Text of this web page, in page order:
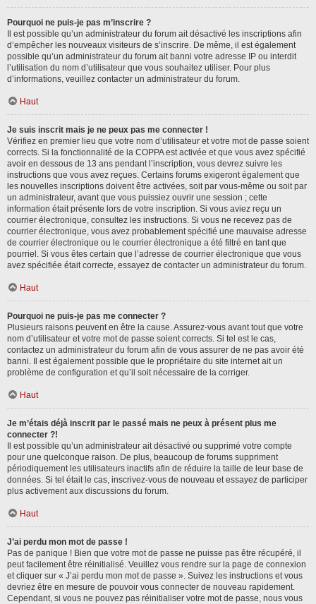
Pourquoi ne puis-je pas m’inscrire ?
Il est possible qu’un administrateur du forum ait désactivé les inscriptions afin
d’empêcher les nouveaux visiteurs de s’inscrire. De même, il est également
possible qu’un administrateur du forum ait banni votre adresse IP ou interdit
l’utilisation du nom d’utilisateur que vous souhaitez utiliser. Pour plus
d’informations, veuillez contacter un administrateur du forum.
Haut
Je suis inscrit mais je ne peux pas me connecter !
Vérifiez en premier lieu que votre nom d’utilisateur et votre mot de passe soient
corrects. Si la fonctionnalité de la COPPA est activée et que vous avez spécifié
avoir en dessous de 13 ans pendant l’inscription, vous devrez suivre les
instructions que vous avez reçues. Certains forums exigeront également que
les nouvelles inscriptions doivent être activées, soit par vous-même ou soit par
un administrateur, avant que vous puissiez ouvrir une session ; cette
information était présente lors de votre inscription. Si vous aviez reçu un
courrier électronique, consultez les instructions. Si vous ne recevez pas de
courrier électronique, vous avez probablement spécifié une mauvaise adresse
de courrier électronique ou le courrier électronique a été filtré en tant que
pourriel. Si vous êtes certain que l’adresse de courrier électronique que vous
avez spécifiée était correcte, essayez de contacter un administrateur du forum.
Haut
Pourquoi ne puis-je pas me connecter ?
Plusieurs raisons peuvent en être la cause. Assurez-vous avant tout que votre
nom d’utilisateur et votre mot de passe soient corrects. Si tel est le cas,
contactez un administrateur du forum afin de vous assurer de ne pas avoir été
banni. Il est également possible que le propriétaire du site internet ait un
problème de configuration et qu’il soit nécessaire de la corriger.
Haut
Je m’étais déjà inscrit par le passé mais ne peux à présent plus me
connecter ?!
Il est possible qu’un administrateur ait désactivé ou supprimé votre compte
pour une quelconque raison. De plus, beaucoup de forums suppriment
périodiquement les utilisateurs inactifs afin de réduire la taille de leur base de
données. Si tel était le cas, inscrivez-vous de nouveau et essayez de participer
plus activement aux discussions du forum.
Haut
J’ai perdu mon mot de passe !
Pas de panique ! Bien que votre mot de passe ne puisse pas être récupéré, il
peut facilement être réinitialisé. Veuillez vous rendre sur la page de connexion
et cliquer sur « J’ai perdu mon mot de passe ». Suivez les instructions et vous
devriez être en mesure de pouvoir vous connecter de nouveau rapidement.
Cependant, si vous ne pouvez pas réinitialiser votre mot de passe, nous vous